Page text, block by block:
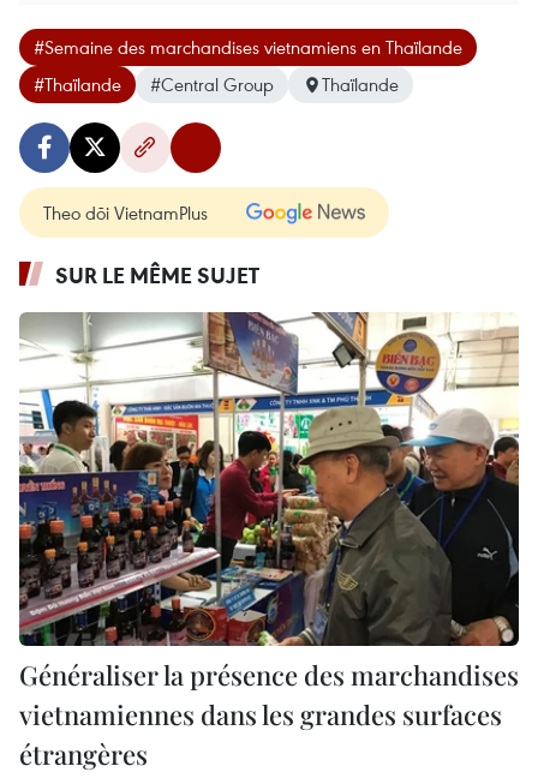
#Semaine des marchandises vietnamiens en Thaïlande
#Thaïlande
#Central Group Thaïlande
Theo dõi VietnamPlus
SUR LE MÊME SUJET
Généraliser la présence des marchandises
vietnamiennes dans les grandes surfaces
étrangères